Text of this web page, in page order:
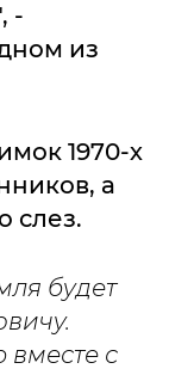
-
из
1970-х
а
слез.
будет
с